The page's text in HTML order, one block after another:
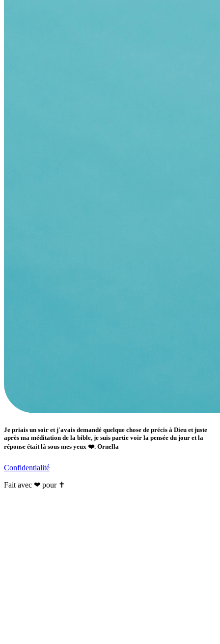
Je priais un soir et j'avais demandé quelque chose de précis à Dieu et juste
après ma méditation de la bible, je suis partie voir la pensée du jour et la
réponse était là sous mes yeux ❤️. Ornella
Confidentialité
Fait avec ❤ pour ✝️️